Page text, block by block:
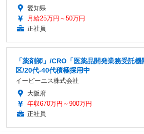
愛知県
月給25万円～50万円
正社員
「薬剤師」/CRO「医薬品開発業務受託機
区/20代-40代積極採用中
イーピーエス株式会社
大阪府
年収670万円～900万円
正社員